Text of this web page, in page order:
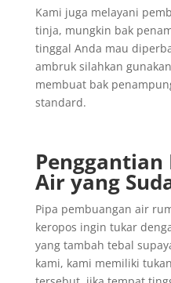
Kami juga melayani
tinja, mungkin bak
tinggal Anda mau
ambruk silahkan
membuat bak
standard.
Penggantian
Air yang
Pipa pembuangan air
keropos ingin tukar
yang tambah tebal
kami, kami memiliki